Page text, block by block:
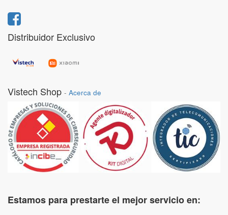
Distribuidor Exclusivo
Vistech Shop - Acerca de
Estamos para prestarte el mejor servicio en: